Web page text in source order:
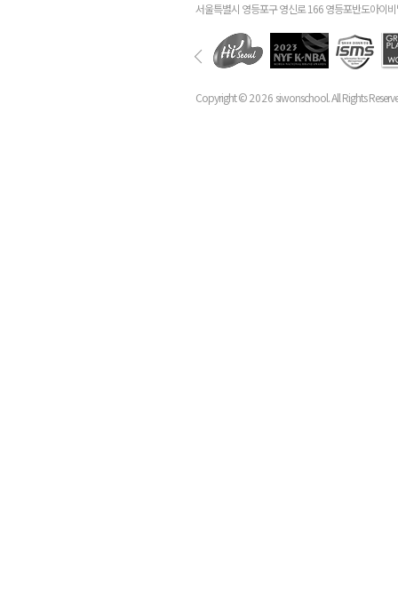
서울특별시 영등포구 영신로 166 영등포반도아이
Copyright ©2026 siwonschool. All Rights